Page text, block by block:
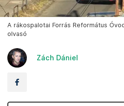
A rákospalotai Forrás Református
olvasó
Zách Dániel